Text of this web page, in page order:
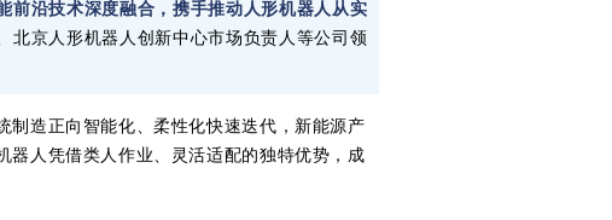
前沿技术深度融合，携手推动人形机器人从实
北京人形机器人创新中心市场负责人等公司领
制造正向智能化、柔性化快速迭代，新能源产
器人凭借类人作业、灵活适配的独特优势，成